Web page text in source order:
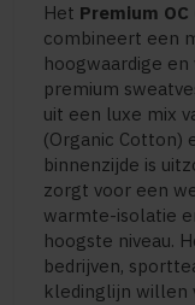
Het Premium
combineert een
hoogwaardige
premium
uit een luxe mix
(Organic Cotton)
binnenzijde is
zorgt voor een
warmte-isolatie
hoogste niveau.
bedrijven,
kledinglijn willen